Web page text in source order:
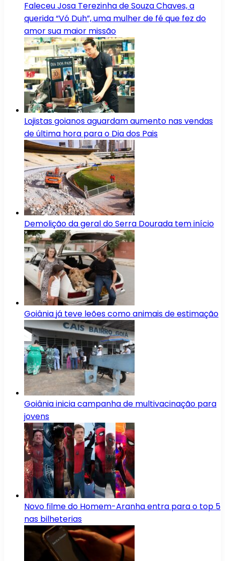
Faleceu Josa Terezinha de Souza Chaves, a
querida “Vó Duh”, uma mulher de fé que fez do
amor sua maior missão
Lojistas goianos aguardam aumento nas vendas
de última hora para o Dia dos Pais
Demolição da geral do Serra Dourada tem início
Goiânia já teve leões como animais de estimação
Goiânia inicia campanha de multivacinação para
jovens
Novo filme do Homem-Aranha entra para o top 5
nas bilheterias